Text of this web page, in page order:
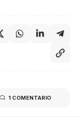
1 COMENTARIO